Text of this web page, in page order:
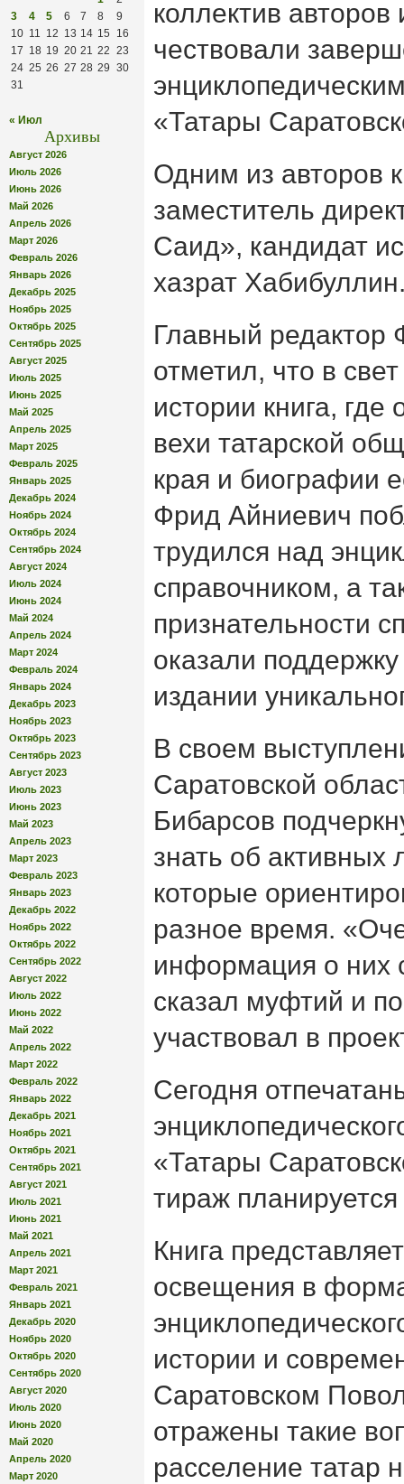
3
4 5 6 7 8
9
10 11 12 13 14 15
16
17 18 19 20 21 22 23
24 25 26 27 28 29 30
31
« Июл
Архивы
Август 2026
Июль 2026
Июнь 2026
Май 2026
Апрель 2026
Март 2026
Февраль 2026
Январь 2026
Декабрь 2025
Ноябрь 2025
Октябрь 2025
Сентябрь 2025
Август 2025
Июль 2025
Июнь 2025
Май 2025
Апрель 2025
Март 2025
Февраль 2025
Январь 2025
Декабрь 2024
Ноябрь 2024
Октябрь 2024
Сентябрь 2024
Август 2024
Июль 2024
Июнь 2024
Май 2024
Апрель 2024
Март 2024
Февраль 2024
Январь 2024
Декабрь 2023
Ноябрь 2023
Октябрь 2023
Сентябрь 2023
Август 2023
Июль 2023
Июнь 2023
Май 2023
Апрель 2023
Март 2023
Февраль 2023
Январь 2023
Декабрь 2022
Ноябрь 2022
Октябрь 2022
Сентябрь 2022
Август 2022
Июль 2022
Июнь 2022
Май 2022
Апрель 2022
Март 2022
Февраль 2022
Январь 2022
Декабрь 2021
Ноябрь 2021
Октябрь 2021
Сентябрь 2021
Август 2021
Июль 2021
Июнь 2021
Май 2021
Апрель 2021
Март 2021
Февраль 2021
Январь 2021
Декабрь 2020
Ноябрь 2020
Октябрь 2020
Сентябрь 2020
Август 2020
Июль 2020
Июнь 2020
Май 2020
Апрель 2020
Март 2020
коллектив
чествовали
«Татары
Одним из авторов
заместитель
Саид», кандидат
хазрат
Главный
отметил, что в
истории книга,
вехи татарской
края и биографии
Фрид Айниевич
трудился над
справочником, а
признательности
оказали поддержку
издании
В своем
Саратовской
Бибарсов
знать об активных
которые
разное время.
информация о них
сказал муфтий и
участвовал в
Сегодня
«Татары
тираж
Книга
освещения в
истории и
Саратовском
отражены такие
расселение татар